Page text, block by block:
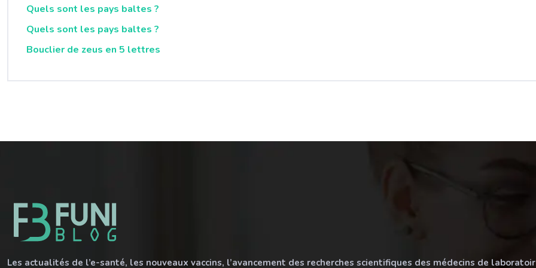
Quels sont les pays baltes ?
Quels sont les pays baltes ?
Bouclier de zeus en 5 lettres
Les actualités de l’e-santé, les nouveaux vaccins, l’avancement des recherches scientifiques des médecins de